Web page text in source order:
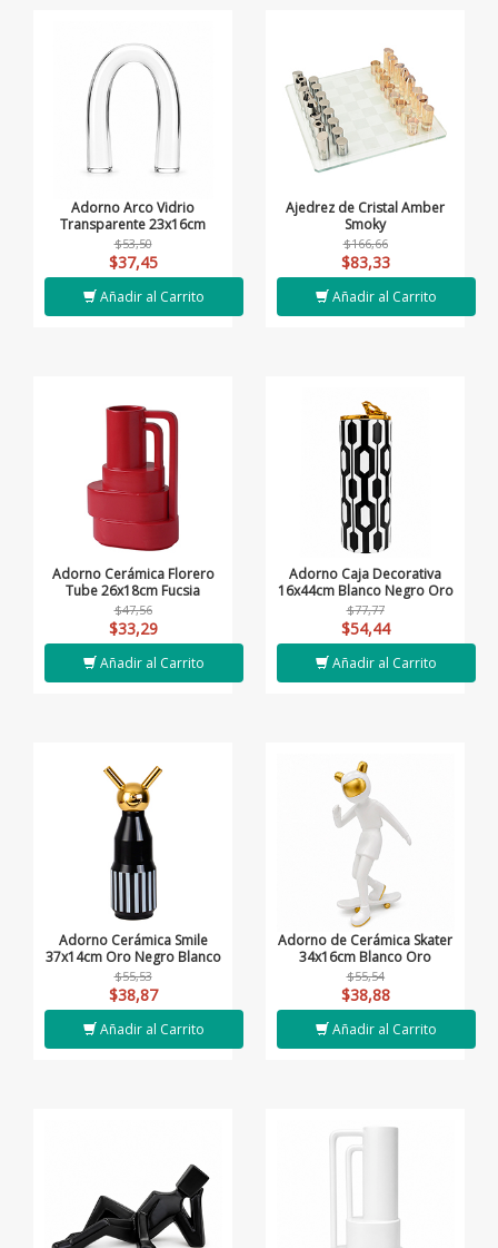
Adorno Arco Vidrio
Transparente 23x16cm
$53,50
$37,45
Añadir al Carrito
Ajedrez de Cristal Amber
Smoky
$166,66
$83,33
Añadir al Carrito
Adorno Cerámica Florero
Tube 26x18cm Fucsia
$47,56
$33,29
Añadir al Carrito
Adorno Caja Decorativa
16x44cm Blanco Negro Oro
$77,77
$54,44
Añadir al Carrito
Adorno Cerámica Smile
37x14cm Oro Negro Blanco
$55,53
$38,87
Añadir al Carrito
Adorno de Cerámica Skater
34x16cm Blanco Oro
$55,54
$38,88
Añadir al Carrito